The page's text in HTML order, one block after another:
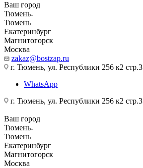
Ваш город
Тюмень
Тюмень
Екатеринбург
Магнитогорск
Москва
zakaz@bostzap.ru
г. Тюмень, ул. Республики 256 к2 стр.3
WhatsApp
г. Тюмень, ул. Республики 256 к2 стр.3
Ваш город
Тюмень
Тюмень
Екатеринбург
Магнитогорск
Москва